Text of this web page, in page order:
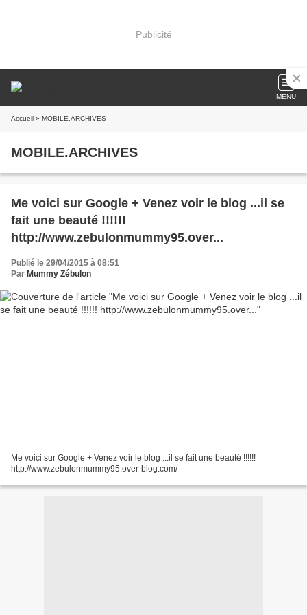
Publicité
MENU
Accueil » MOBILE.ARCHIVES
MOBILE.ARCHIVES
Me voici sur Google + Venez voir le blog ...il se
fait une beauté !!!!!!
http://www.zebulonmummy95.over...
Publié le 29/04/2015 à 08:51
Par Mummy Zébulon
Me voici sur Google + Venez voir le blog ...il se fait une beauté !!!!!!
http://www.zebulonmummy95.over-blog.com/